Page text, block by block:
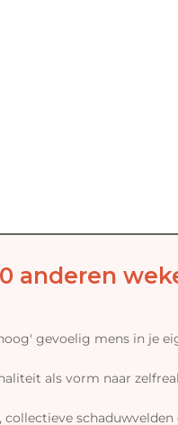
anderen
gevoelig mens in je
als vorm naar